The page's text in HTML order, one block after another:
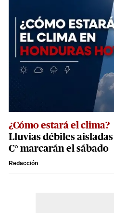
¿Cómo estará el clima?
Lluvias débiles
C° marcarán el sábado
Redacción